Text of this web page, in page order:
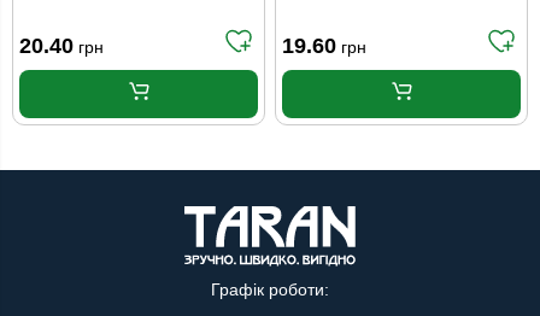
20.40 грн 19.60 грн
Графік роботи: